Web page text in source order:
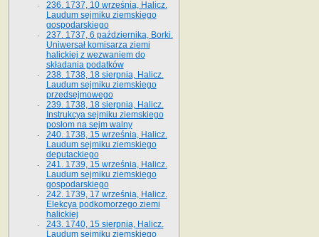
236. 1737, 10 września, Halicz.
Laudum sejmiku ziemskiego
gospodarskiego
237. 1737, 6 października, Borki.
Uniwersał komisarza ziemi
halickiej z wezwaniem do
składania podatków
238. 1738, 18 sierpnia, Halicz.
Laudum sejmiku ziemskiego
przedsejmowego
239. 1738, 18 sierpnia, Halicz.
Instrukcya sejmiku ziemskiego
posłom na sejm walny
240. 1738, 15 września, Halicz.
Laudum sejmiku ziemskiego
deputackiego
241. 1739, 15 września, Halicz.
Laudum sejmiku ziemskiego
gospodarskiego
242. 1739, 17 września, Halicz.
Elekcya podkomorzego ziemi
halickiej
243. 1740, 15 sierpnia, Halicz.
Laudum sejmiku ziemskiego